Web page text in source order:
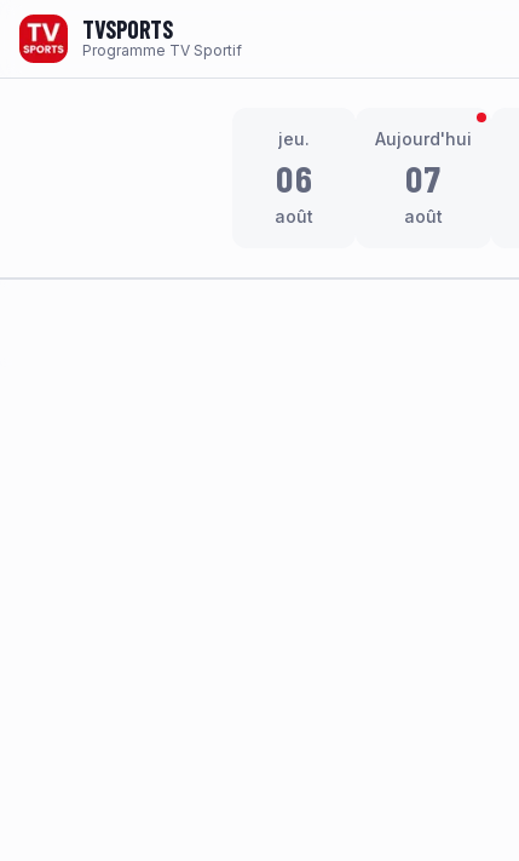
TVSPORTS
Programme TV Sportif
jeu.
06
août
Aujourd'hui
07
août